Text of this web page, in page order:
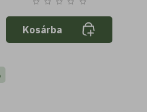
Kosárba